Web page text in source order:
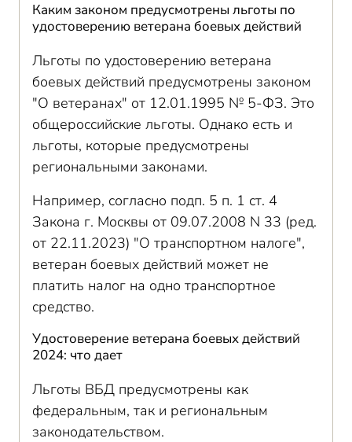
Каким законом предусмотрены льготы по
удостоверению ветерана боевых действий
Льготы по удостоверению ветерана
боевых действий предусмотрены законом
"О ветеранах" от 12.01.1995 № 5-ФЗ. Это
общероссийские льготы. Однако есть и
льготы, которые предусмотрены
региональными законами.
Например, согласно подп. 5 п. 1 ст. 4
Закона г. Москвы от 09.07.2008 N 33 (ред.
от 22.11.2023) "О транспортном налоге",
ветеран боевых действий может не
платить налог на одно транспортное
средство.
Удостоверение ветерана боевых действий
2024: что дает
Льготы ВБД предусмотрены как
федеральным, так и региональным
законодательством.